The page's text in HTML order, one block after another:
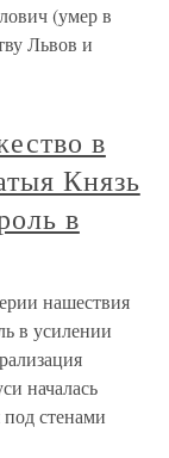
(умер в
Львов и
в
Князь
в
нашествия
в усилении
началась
стенами